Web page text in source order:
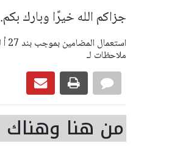
جزاكم الله خيرًا وبارك بكم.
ملاحظات لـ
من هنا وهناك